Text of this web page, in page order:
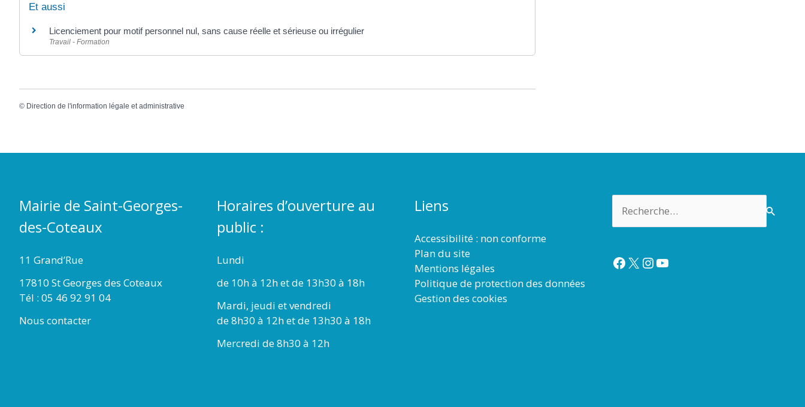
Et aussi
Licenciement pour motif personnel nul, sans cause réelle et sérieuse ou irrégulier
Travail - Formation
© Direction de l'information légale et administrative
Mairie de Saint-Georges-
des-Coteaux
11 Grand’Rue
17810 St Georges des Coteaux
Tél : 05 46 92 91 04
Nous contacter
Horaires d’ouverture au
public :
Lundi
de 10h à 12h et de 13h30 à 18h
Mardi, jeudi et vendredi
de 8h30 à 12h et de 13h30 à 18h
Mercredi de 8h30 à 12h
Liens
Accessibilité : non conforme
Plan du site
Mentions légales
Politique de protection des données
Gestion des cookies
Facebook
X Instagram
YouTube